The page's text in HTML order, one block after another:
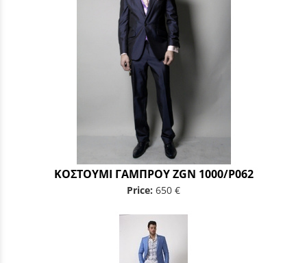
ΚΟΣΤΟΥΜΙ ΓΑΜΠΡΟΥ ZGN 1000/P062
Price: 650 €